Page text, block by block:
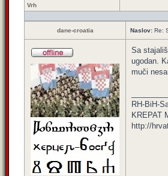
Vrh
dane-croatia Naslov: Re:
Sa
ugodan.
muči
RH-BiH-
KREPAT
http://